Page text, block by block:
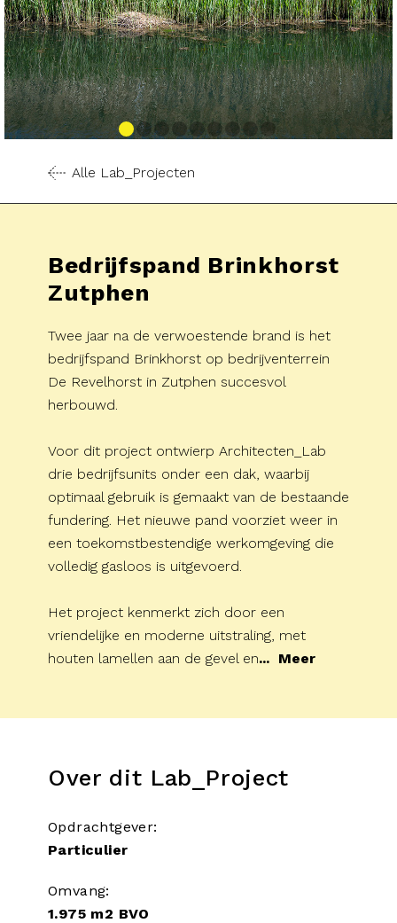
Alle Lab_Projecten
Bedrijfspand Brinkhorst
Zutphen
Twee jaar na de verwoestende brand is het
bedrijfspand Brinkhorst op bedrijventerrein
De Revelhorst in Zutphen succesvol
herbouwd.
Voor dit project ontwierp Architecten_Lab
drie bedrijfsunits onder een dak, waarbij
optimaal gebruik is gemaakt van de bestaande
fundering. Het nieuwe pand voorziet weer in
een toekomstbestendige werkomgeving die
volledig gasloos is uitgevoerd.
Het project kenmerkt zich door een
vriendelijke en moderne uitstraling, met
houten lamellen aan de gevel en... Meer
Over dit Lab_Project
Opdrachtgever:
Particulier
Omvang:
1.975 m2 BVO